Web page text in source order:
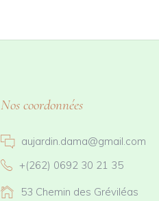
Nos coordonnées
aujardin.dama@gmail.com
+(262) 0692 30 21 35
53 Chemin des Gréviléas